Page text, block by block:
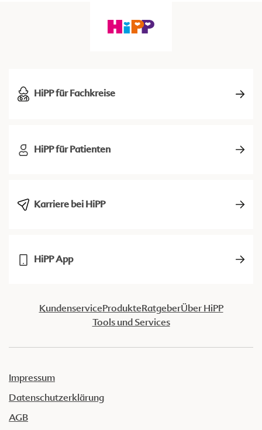
HiPP für Fachkreise
HiPP für Patienten
Karriere bei HiPP
HiPP App
KundenserviceProdukteRatgeberÜber HiPP
Tools und Services
Impressum
Datenschutzerklärung
AGB